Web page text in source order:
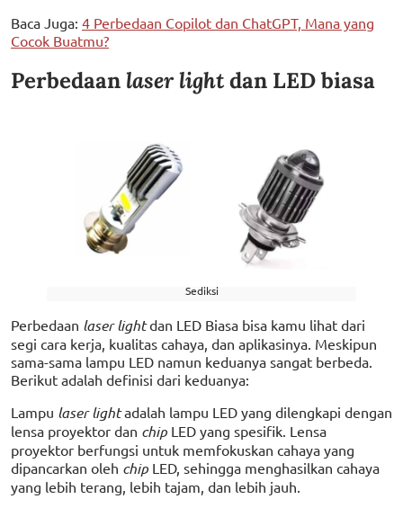
Baca Juga: 4 Perbedaan Copilot dan ChatGPT, Mana yang
Cocok Buatmu?
Perbedaanlaser lightdan LED biasa
Sediksi
Perbedaan laser lightdan LED Biasa bisa kamu lihat dari
segi cara kerja, kualitas cahaya, dan aplikasinya. Meskipun
sama-sama lampu LED namun keduanya sangat berbeda.
Berikut adalah definisi dari keduanya:
Lampu laser lightadalah lampu LED yang dilengkapi dengan
lensa proyektor dan chip LED yang spesifik. Lensa
proyektor berfungsi untuk memfokuskan cahaya yang
dipancarkan oleh chip LED, sehingga menghasilkan cahaya
yang lebih terang, lebih tajam, dan lebih jauh.